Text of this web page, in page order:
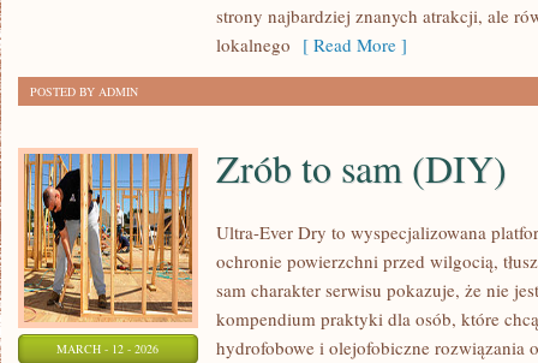
strony najbardziej znanych atrakcji, ale
lokalnego [ Read More ]
POSTED BY ADMIN
MARCH - 12 - 2026
Zrób to sam (DIY)
Ultra-Ever Dry to wyspecjalizowana
ochronie powierzchni przed wilgocią,
sam charakter serwisu pokazuje, że nie
kompendium praktyki dla osób, które
hydrofobowe i olejofobiczne rozwiązania